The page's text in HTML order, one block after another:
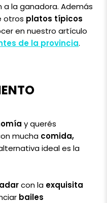
a la ganadora. Además
otros platos típicos
en nuestro artículo
de la provincia.
y querés
mucha comida,
ideal es la
con la exquisita
bailes